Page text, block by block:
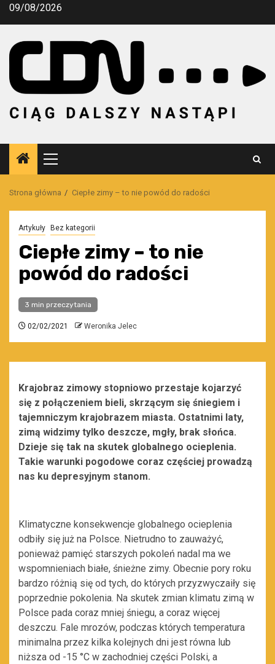
Przejdź
09/08/2026
Menu
główne
Strona główna Ciepłe zimy – to nie powód do radości
Artykuły Bez kategorii
Ciepłe zimy – to nie
powód do radości
3 min przeczytania
02/02/2021 Weronika Jelec
Krajobraz zimowy stopniowo przestaje kojarzyć
się z połączeniem bieli, skrzącym się śniegiem i
tajemniczym krajobrazem miasta. Ostatnimi laty,
zimą widzimy tylko deszcze, mgły, brak słońca.
Dzieje się tak na skutek globalnego ociep lenia.
Takie warunki pogodowe coraz częściej prowadzą
nas ku depresyjnym stanom.
Klimatyczne konsekwencje globalnego ocieplenia
odbiły się już na Polsce. Nietrudno to zauważyć,
ponieważ pamięć starszych pokoleń nadal ma we
wspomnieniach białe, śnieżne zimy. Obecnie pory roku
bardzo różnią się od tych, do których przyzwyczaiły się
poprzednie pokolenia. Na skutek zmian klimatu zimą w
Polsce pada coraz mniej śniegu, a coraz więcej
deszczu. Fale mrozów, podczas których temperatura
minimalna przez kilka kolejnych dni jest równa lub
niższa od -15 °C w zachodniej części Polski, a